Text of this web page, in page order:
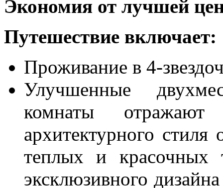
Экономия от лучшей
Путешествие включает:
Проживание в 4-
Улучшенные
комнаты
архитектурного
теплых и красочных
эксклюзивного